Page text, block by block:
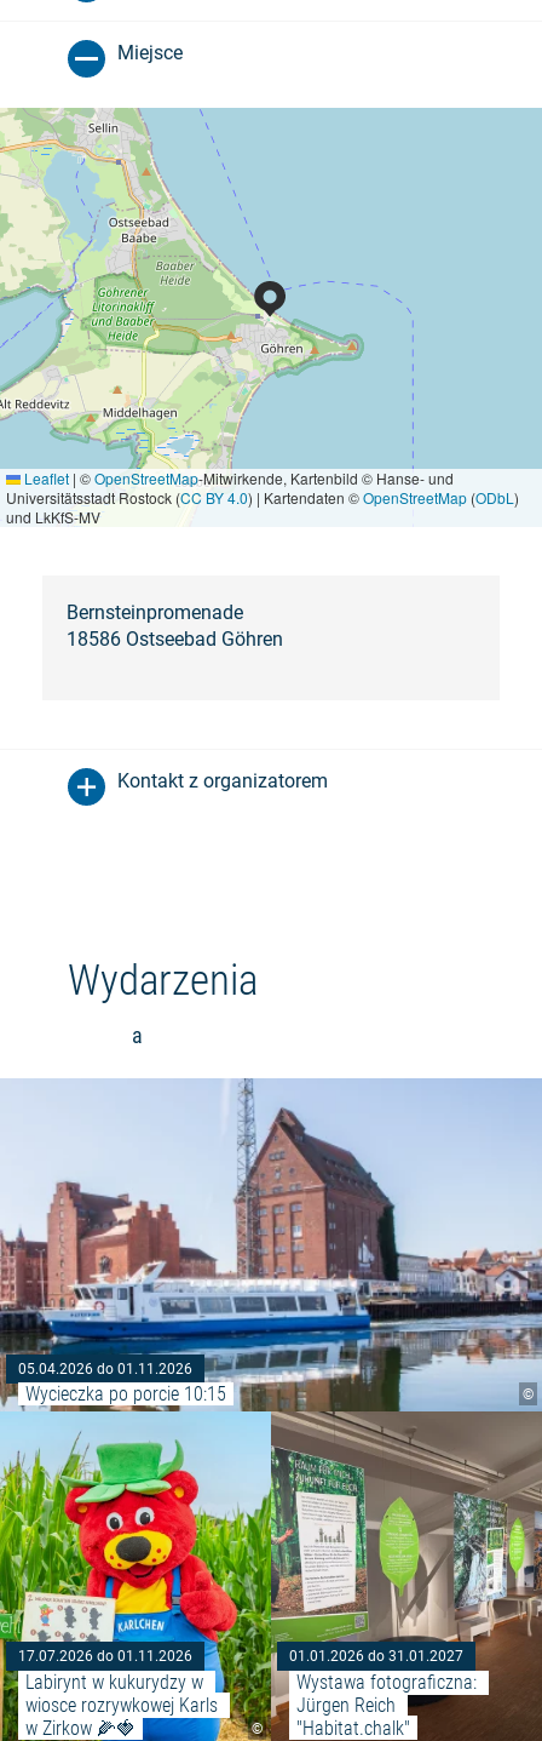
Miejsce
Leaflet | ©OpenStreetMap-Mitwirkende, Kartenbild © Hanse- und
Universitätsstadt Rostock (CC BY 4.0) | Kartendaten ©OpenStreetMap (ODbL )
und LkKfS-MV
Bernsteinpromenade
18586 Ostseebad Göhren
Kontakt z organizatorem
Wydarzenia
a
©
05.04.2026 do 01.11.2026
Wycieczka po porcie 10:15
©
17.07.2026 do 01.11.2026
Labirynt w kukurydzy w
wiosce rozrywkowej Karls
w Zirkow 🌽🍓
Czytaj więcej: "Labirynt w
01.01.2026 do 31.01.2027
Wystawa fotograficzna:
Jürgen Reich
"Habitat.chalk"